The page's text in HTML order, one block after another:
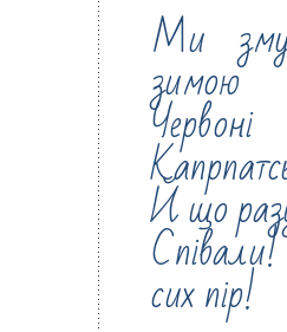
Ми
зимою
Й що
сих пір!